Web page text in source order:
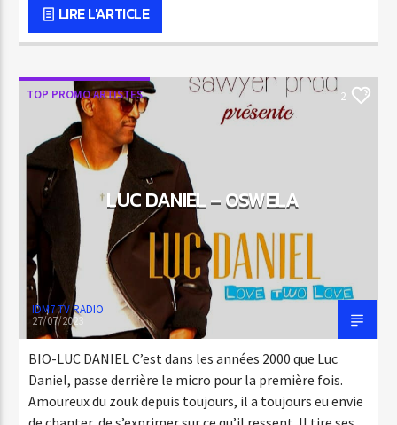
LIRE L'ARTICLE
TOP PROMO ARTISTES 2
LUC DANIEL – OSWELA
IDM7 TV RADIO
27/07/2023
BIO-LUC DANIEL C’est dans les années 2000 que Luc
Daniel, passe derrière le micro pour la première fois.
Amoureux du zouk depuis toujours, il a toujours eu envie